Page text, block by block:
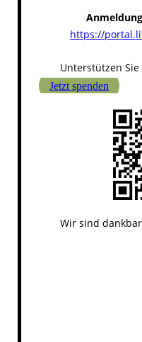
https://
Unterstützen
Jetzt spenden
Wir sind